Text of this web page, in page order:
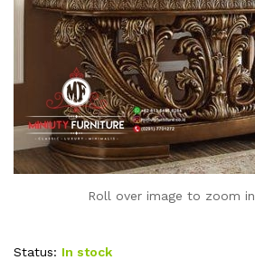
Roll over image to zoom in
Status: In stock